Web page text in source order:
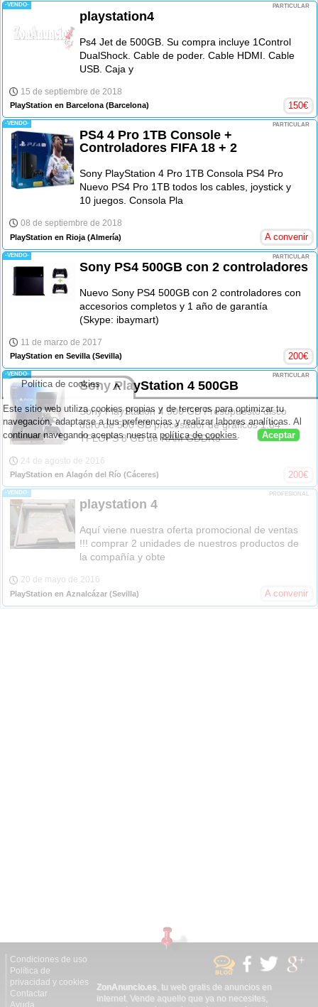
-VENDO- PARTICULAR
playstation4
Ps4 Jet de 500GB. Su compra incluye 1Control
DualShock. Cable de poder. Cable HDMI. Cable
USB. Caja y
15 de septiembre de 2018
PlayStation en Barcelona (Barcelona) 150€
-VENDO- PARTICULAR
PS4 4 Pro 1TB Console +
Controladores FIFA 18 + 2
Sony PlayStation 4 Pro 1TB Consola PS4 Pro
Nuevo PS4 Pro 1TB todos los cables, joystick y
10 juegos. Consola Pla
08 de septiembre de 2018
PlayStation en Rioja (Almería) A convenir
-VENDO- PARTICULAR
Sony PS4 500GB con 2 controladores
Nuevo Sony PS4 500GB con 2 controladores con
accesorios completos y 1 año de garantía
(Skype: ibaymart)
11 de marzo de 2017
PlayStation en Sevilla (Sevilla) 200€
-VENDO- PARTICULAR
Sony PlayStation 4 500GB
Sony PlayStation 4 500 GB Presupuesto disco
duro de 500 GB procesador de gráficos 1.84
TFLOPS 8 GB de RAM GDDR5
24 de agosto de 2016
PlayStation en Alagón del Río (Cáceres) 200€
-VENDO- PROFESIONAL
playstation 4
Aquí viene nuestra oferta promocional de ventas
!!! comprar 2 unidades de nuestros productos de
la compañía y obte
20 de mayo de 2016
PlayStation en Aznalcázar (Sevilla) A convenir
Condiciones de uso
Política de
privacidad y cookies
Contactar
ZonAnuncio.es, tu web gratis de anuncios en
internet. Vende aquello que ya no necesites,
Este sitio web utiliza cookies propias y de terceros para optimizar tu
navegación, adaptarse a tus preferencias y realizar labores analíticas. Al
continuar navegando aceptas nuestrapolítica de cookies Aceptar
Política de cookies ^